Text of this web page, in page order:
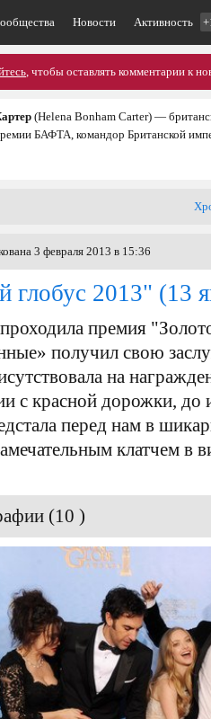
Новости Активность
, чтобы оставлять комментарии к
(Helena Bonham Carter) —
БАФТА, командор Британской
3 февраля 2013 в 15:36
глобус 2013" (13
премия
получил свою
на
с красной дорожки, до
перед нам в
клатчем в
(10 )